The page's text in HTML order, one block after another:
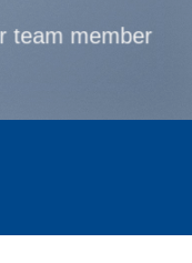
team member